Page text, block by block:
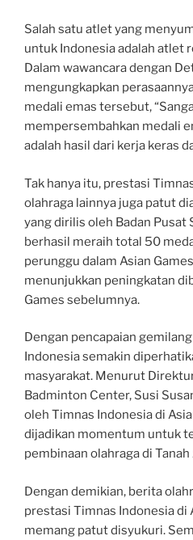
Salah satu atlet yang
untuk Indonesia adalah atlet
Dalam wawancara dengan
mengungkapkan
medali emas tersebut,
mempersembahkan medali
adalah hasil dari kerja keras
Tak hanya itu, prestasi
olahraga lainnya juga patut
yang dirilis oleh Badan Pusat
berhasil meraih total 50
perunggu dalam Asian
menunjukkan peningkatan
Games sebelumnya.
Dengan pencapaian
Indonesia semakin
masyarakat. Menurut
Badminton Center, Susi
oleh Timnas Indonesia di
dijadikan momentum untuk
pembinaan olahraga di Tanah
Dengan demikian, berita
prestasi Timnas Indonesia di
memang patut disyukuri.